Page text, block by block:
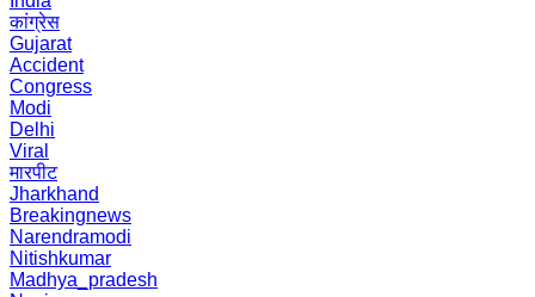
कांग्रेस
Gujarat
Accident
Congress
Modi
Delhi
Viral
मारपीट
Jharkhand
Breakingnews
Narendramodi
Nitishkumar
Madhya_pradesh